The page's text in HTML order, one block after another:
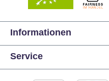
Informationen
Service